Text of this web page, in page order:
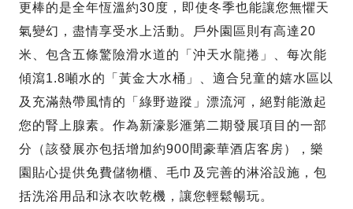
更棒的是全年恆溫約30度，即使冬季也能讓您無懼天
氣變幻，盡情享受水上活動。戶外園區則有高達20
米、包含五條驚險滑水道的「沖天水龍捲」、每次能
傾瀉1.8噸水的「黃金大水桶」、適合兒童的嬉水區以
及充滿熱帶風情的「綠野遊蹤」漂流河，絕對能激起
您的腎上腺素。作為新濠影滙第二期發展項目的一部
分（該發展亦包括增加約900間豪華酒店客房），樂
園貼心提供免費儲物櫃、毛巾及完善的淋浴設施，包
括洗浴用品和泳衣吹乾機，讓您輕鬆暢玩。